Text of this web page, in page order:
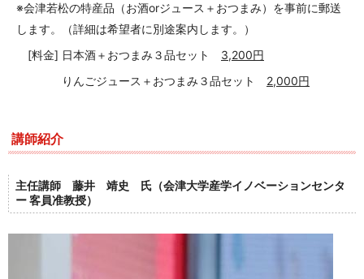
※会津若松の特産品（お酒orジュース＋おつまみ）を事前に郵送
します。（詳細は希望者に別途案内します。）
[料金] 日本酒＋おつまみ３品セット 3,200円
りんごジュース＋おつまみ３品セット 2,000円
講師紹介
主任講師 藤井 靖史 氏（会津大学産学イノベーションセンタ
ー 客員准教授）